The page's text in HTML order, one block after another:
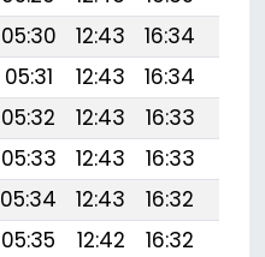
05:30 12:43 16:34
05:31 12:43 16:34
05:32 12:43 16:33
05:33 12:43 16:33
05:34 12:43 16:32
05:35 12:42 16:32